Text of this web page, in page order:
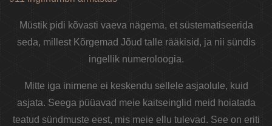
Müstik pidi kõvasti vaeva nägema, et süstematiseerida
seda, millest Kõrgemad Jõud talle rääkisid, ja nii sündis
ingellik numeroloogia.
Mitte iga inimene ei keskendu sellele asjaolule, kuid
asjata. Seega püüavad meie kaitseinglid meid hoiatada
teatud sündmuste eest, mis meie ellu tulevad. See on eriti